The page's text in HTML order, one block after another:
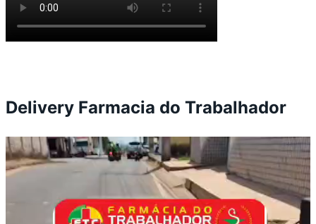
Delivery Farmacia do Trabalhador